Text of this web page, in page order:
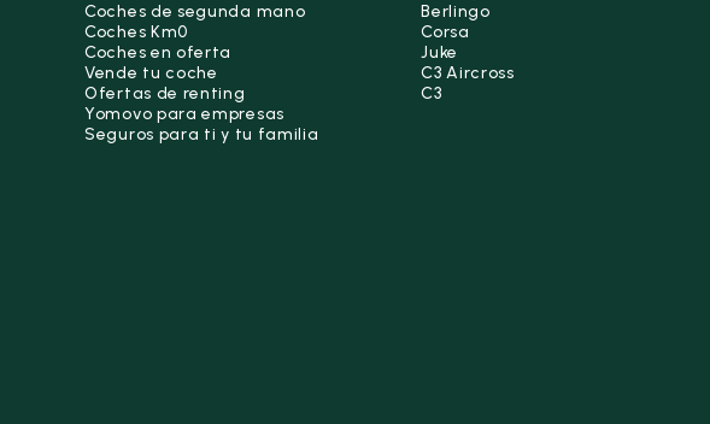
Coches de segunda mano
Coches Km0
Coches en oferta
Vende tu coche
Ofertas de renting
Yomovo para empresas
Seguros para ti y tu familia
Berlingo
Corsa
Juke
C3 Aircross
C3